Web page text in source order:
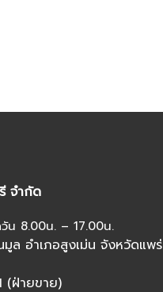
จำกัด
วัน 8.00น. – 17.00น.
ล อำเภอสูงเม่น จังหวัดแพร่
(ฝ่ายขาย)